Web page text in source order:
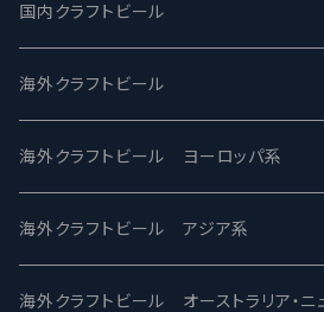
国内クラフトビール
UCHU BREWING -うちゅうブルーイン
バテレ -VERTERE
2nd Story Ale Works -セカンドストー
ビアへるん - Beer Hearn
海外クラフトビール
Modern Times モダンタイムズ
Maui マウイ
Toppling Goliath トップリンゴライア
海外クラフトビール ヨーロッパ系
UnBarred -アンバード
SAIREN /サイレン
海外クラフトビール アジア系
gweilo-鬼佬 グウァイロ
海外クラフトビール オーストラリア・ニ